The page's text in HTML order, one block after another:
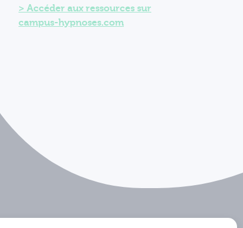
Accéder aux ressources sur
campus-hypnoses.com